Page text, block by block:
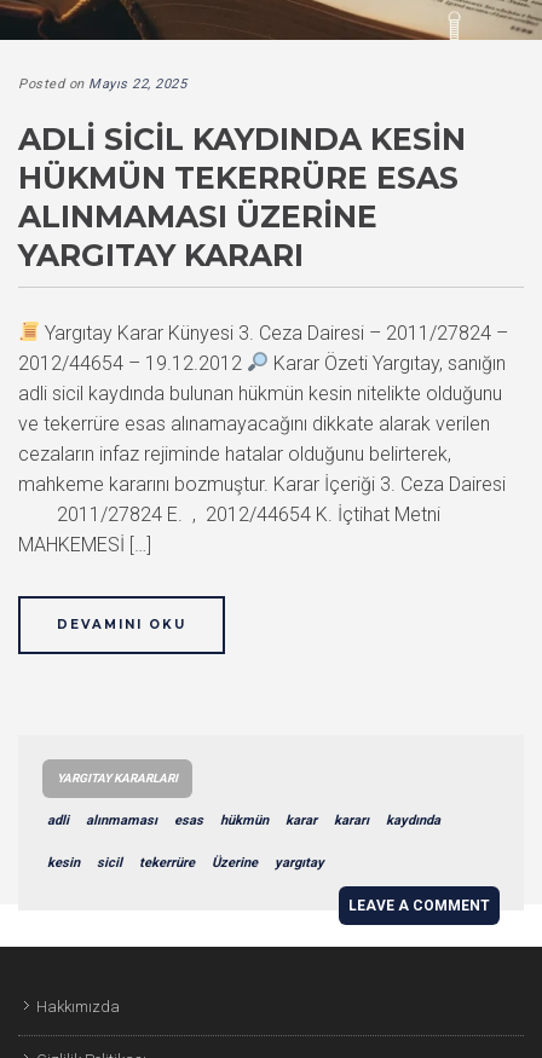
Posted on Mayıs 22, 2025
ADLI SICIL KAYDINDA KESIN
HÜKMÜN TEKERRÜRE ESAS
ALINMAMASI ÜZERINE
YARGITAY KARARI
Yargıtay Karar Künyesi 3. Ceza Dairesi – 2011/27824 –
2012/44654 – 19.12.2012
Karar Özeti Yargıtay, sanığın
adli sicil kaydında bulunan hükmün kesin nitelikte olduğunu
ve tekerrüre esas alınamayacağını dikkate alarak verilen
cezaların infaz rejiminde hatalar olduğunu belirterek,
mahkeme kararını bozmuştur. Karar İçeriği 3. Ceza Dairesi
2011/27824 E. , 2012/44654 K. İçtihat Metni
MAHKEMESİ […]
DEVAMINI OKU
YARGITAY KARARLARI
adli alınmaması esas hükmün karar kararı kaydında
kesin sicil tekerrüre Üzerine yargıtay
LEAVE A COMMENT
Hakkımızda